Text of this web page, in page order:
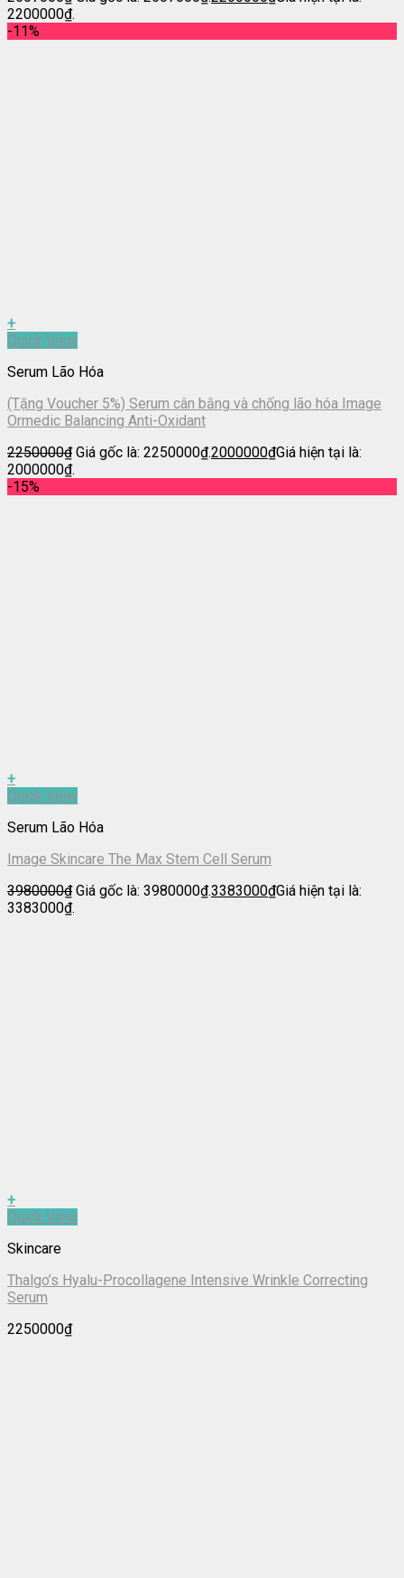
2200000₫.
-11%
+
Quick View
Serum Lão Hóa
(Tặng Voucher 5%) Serum cân bằng và chống lão hóa Image
Ormedic Balancing Anti-Oxidant
2250000₫ Giá gốc là: 2250000₫.2000000₫Giá hiện tại là:
2000000₫.
-15%
+
Quick View
Serum Lão Hóa
Image Skincare The Max Stem Cell Serum
3980000₫ Giá gốc là: 3980000₫.3383000₫Giá hiện tại là:
3383000₫.
+
Quick View
Skincare
Thalgo’s Hyalu-Procollagene Intensive Wrinkle Correcting
Serum
2250000₫